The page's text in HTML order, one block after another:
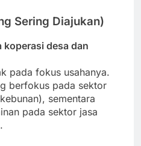
Sering Diajukan)
koperasi desa dan
pada fokus usahanya.
berfokus pada sektor
sementara
pada sektor jasa